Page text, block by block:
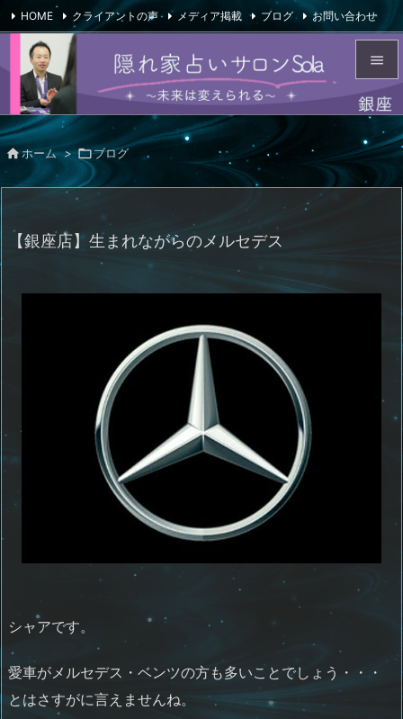


メニュ

サイド

HOME クライアントの声 メディア掲載 ブログ お問い合わせ
会社概要
ホーム > ブログ
【銀座店】生まれながらのメルセデス
シャアです。
愛車がメルセデス・ベンツの方も多いことでしょう・・・
とはさすがに言えませんね。